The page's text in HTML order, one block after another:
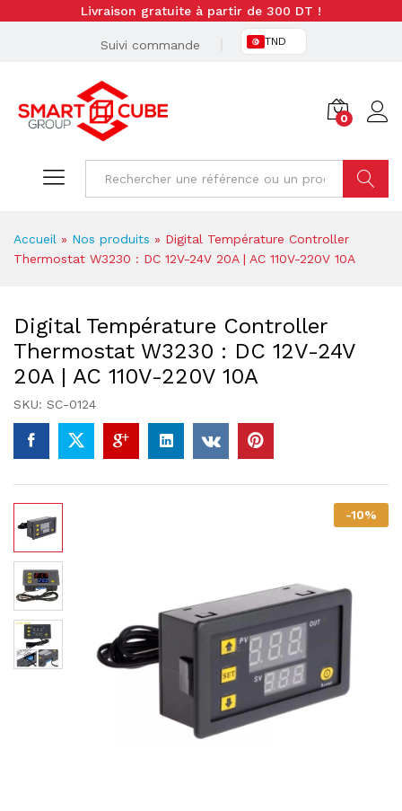
Livraison gratuite à partir de 300 DT !
Suivi commande TND
0
Accueil » Nos produits » Digital Température Controller
Thermostat W3230 : DC 12V-24V 20A | AC 110V-220V 10A
Digital Température Controller
Thermostat W3230 : DC 12V-24V
20A | AC 110V-220V 10A
SKU: SC-0124
-10%